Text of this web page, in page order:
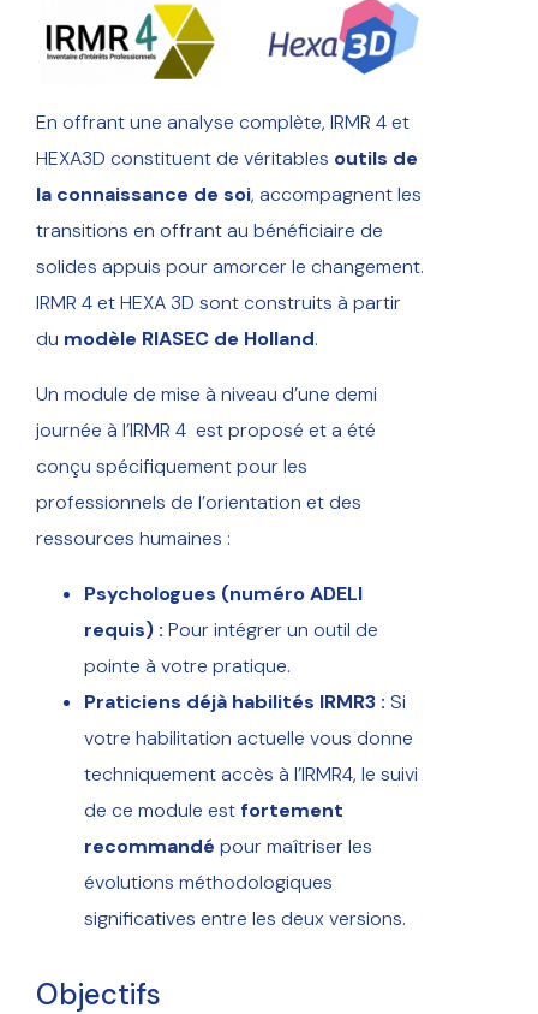
En offrant une analyse complète, IRMR 4 et
HEXA3D constituent de véritables outils de
la connaissance de soi, accompagnent les
transitions en offrant au bénéficiaire de
solides appuis pour amorcer le changement.
IRMR 4 et HEXA 3D sont construits à partir
du modèle RIASEC de Holland.
Un module de mise à niveau d’une demi
journée à l’IRMR 4 est proposé et a été
conçu spécifiquement pour les
professionnels de l’orientation et des
ressources humaines :
Psychologues (numéro ADELI
requis) : Pour intégrer un outil de
pointe à votre pratique.
Praticiens déjà habilités IRMR3 : Si
votre habilitation actuelle vous donne
techniquement accès à l’IRMR4, le suivi
de ce module estfortement
recommandé pour maîtriser les
évolutions méthodologiques
significatives entre les deux versions.
Objectifs